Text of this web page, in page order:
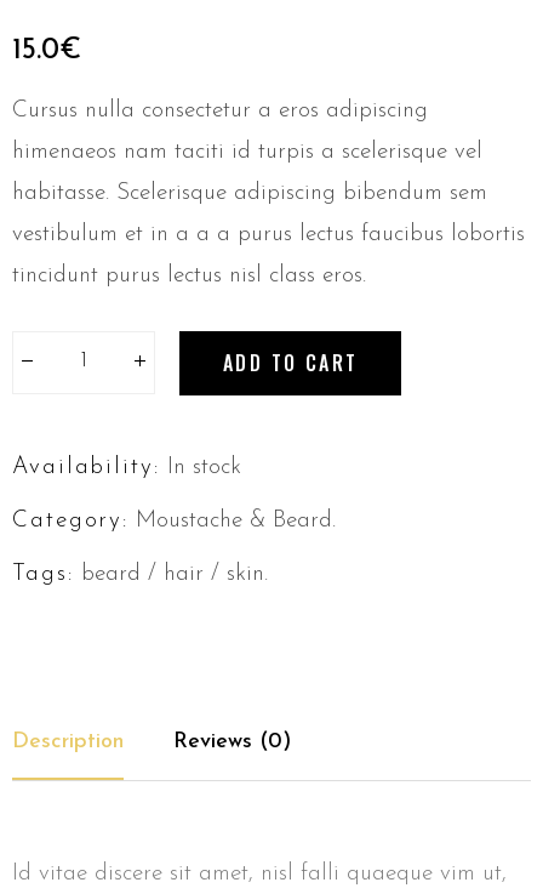
15.0€
Cursus nulla consectetur a eros adipiscing
himenaeos nam taciti id turpis a scelerisque vel
habitasse. Scelerisque adipiscing bibendum sem
vestibulum et in a a a purus lectus faucibus lobortis
tincidunt purus lectus nisl class eros.
ADD TO CART
Availability: In stock
Category: Moustache & Beard .
Tags: beard / hair / skin.
Description Reviews (0)
Id vitae discere sit amet, nisl falli quaeque vim ut,